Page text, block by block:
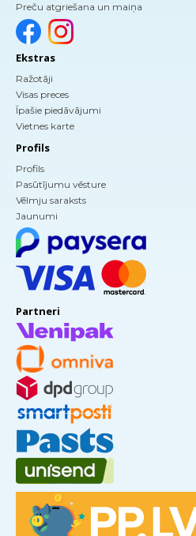
Preču atgriešana un maiņa
Ekstras
Ražotāji
Visas preces
Īpašie piedāvājumi
Vietnes karte
Profils
Profils
Pasūtījumu vēsture
Vēlmju saraksts
Jaunumi
Partneri